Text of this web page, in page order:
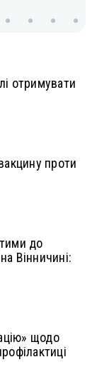
отримувати
проти
до
Вінничині:
щодо